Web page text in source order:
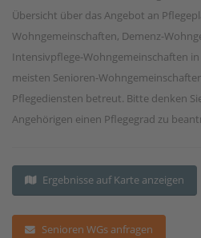
Übersicht über das Angebot an
Wohngemeinschaften, Demenz-
Intensivpflege-Wohngemeinschaften
meisten Senioren-
Pflegediensten betreut. Bitte denken
Angehörigen einen Pflegegrad zu
Ergebnisse auf Karte anzeigen
Senioren WGs anfragen